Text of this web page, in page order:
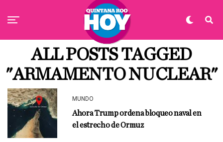
ALL POSTS TAGGED
"ARMAMENTO NUCLEAR"
MUNDO
Ahora Trump ordena bloqueo naval en
el estrecho de Ormuz